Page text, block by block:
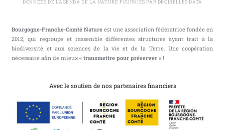
DONNÉES DE L'AGENDA DE LA NATURE FOURNIES PAR DÉCIBELLES DATA
Bourgogne-Franche-Comté Nature est une association fédératrice fondée en
2012, qui regroupe et rassemble différentes structures ayant trait à la
biodiversité et aux sciences de la vie et de la Terre. Une coopération
nécessaire afin de mieux« transmettre pour préserver » !
Avec le soutien de nos partenaires financiers